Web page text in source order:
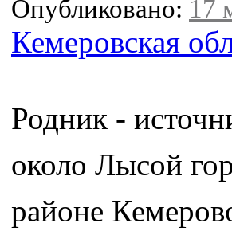
Опубликовано: 17
Кемеровская
Родник -
около Лысой
районе